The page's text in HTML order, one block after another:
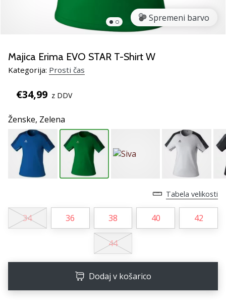
kot
brend
Prikaži
vse
članke
Spremeni barvo
Majica Erima EVO STAR T-Shirt W
Kategorija: Prosti čas
€34,99 z DDV
Ženske, Zelena
Tabela velikosti
34 36 38 40 42
44
Dodaj v košarico